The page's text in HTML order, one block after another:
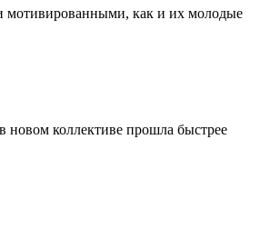
мотивированными, как и их молодые
новом коллективе прошла быстрее